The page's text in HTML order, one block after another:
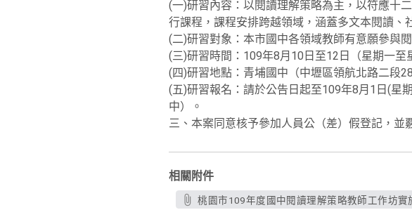
(一)研習內容：以閱讀理解策略為主，以符應十
行課程，課程安排跨越領域，涵蓋多文本閱讀、
(二)研習對象：本市國中各領域教師有意願參與
(三)研習時間：109年8月10日至12日（星期一至
(四)研習地點：青埔國中（中壢區領航北路二段
(五)研習報名：請於公告日起至109年8月1日(星
中）。
三、本案同意核予參加人員公（差）假登記，並
相關附件
桃園市109年度國中閱讀理解策略教師工作坊